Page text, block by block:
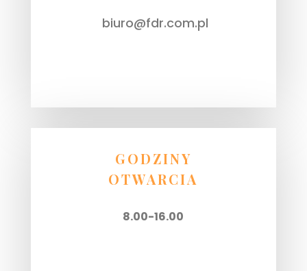
biuro@fdr.com.pl
GODZINY
OTWARCIA
8.00-16.00